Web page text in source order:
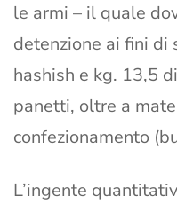
le armi – il quale
detenzione ai fini di
hashish e kg. 13,5
panetti, oltre a
confezionamento
L’ingente